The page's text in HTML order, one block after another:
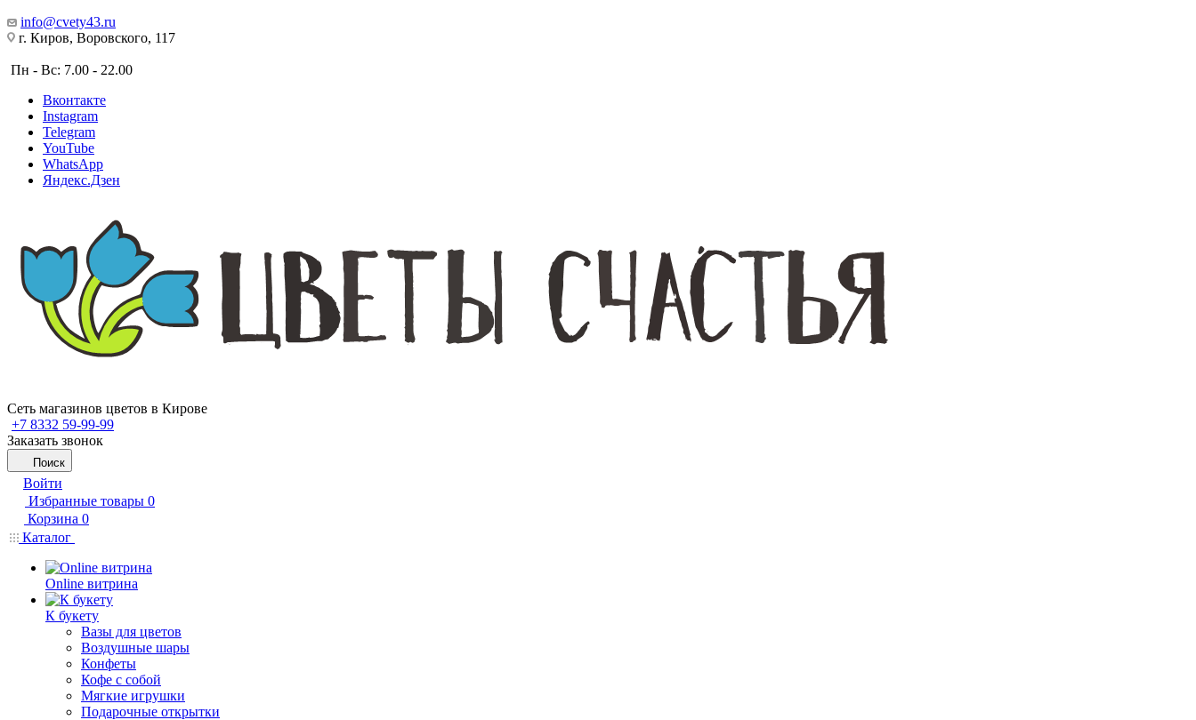
info@cvety43.ru
г. Киров, Воровского, 117
Пн - Вс: 7.00 - 22.00
Вконтакте
Instagram
Telegram
YouTube
WhatsApp
Яндекс.Дзен
Сеть магазинов цветов в Кирове
+7 8332 59-99-99
Заказать звонок
Поиск
Войти
Избранные товары 0
Корзина 0
Каталог
Online витрина
К букету
Вазы для цветов
Воздушные шары
Конфеты
Кофе с собой
Мягкие игрушки
Подарочные открытки